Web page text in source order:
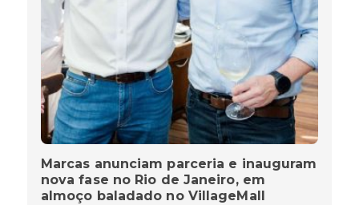
Marcas anunciam parceria e inauguram
nova fase no Rio de Janeiro, em
almoço baladado no VillageMall